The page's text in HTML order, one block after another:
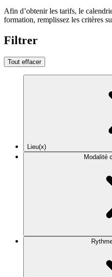
Afin d’obtenir les tarifs, le
formation, remplissez les critères
Filtrer
Tout effacer
Lieu(x)
Modalité